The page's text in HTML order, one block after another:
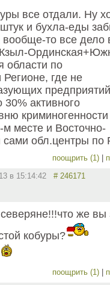
все отдали. Ну
и бухла-еды
то все дело
области по
где не
30% активного
криминогенности
месте и Восточно-
сами обл.центры по
поощрить (1)
в 15:14:42 # 246171
же вы
кобуры?
поощрить (1)